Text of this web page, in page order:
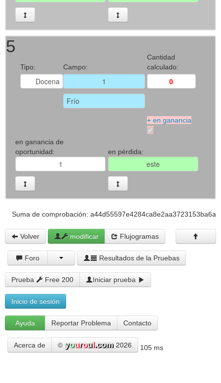
5
Tipo: Campo:
Cantidad
calculado:
+ en ganancia
en ganancia de
oportunidad:
en pérdida:
Suma de comprobación: a44d55597e4284ca8e2aa3723153ba6a
Volver modificar Flujogramas
Foro Resultados de la Pruebas
Prueba Free 200 Iniciar prueba
Inicio de sesión
Ayuda Reportar Problema Contacto
Acerca de © 2026 105 ms